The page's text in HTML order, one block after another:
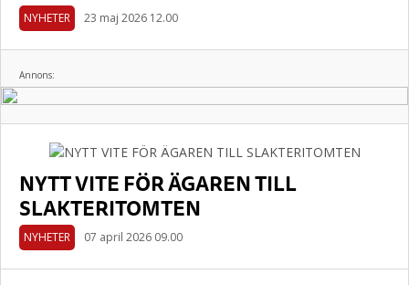
NYHETER 23 maj 2026 12.00
Annons:
NYTT VITE FÖR ÄGAREN TILL
SLAKTERITOMTEN
NYHETER 07 april 2026 09.00